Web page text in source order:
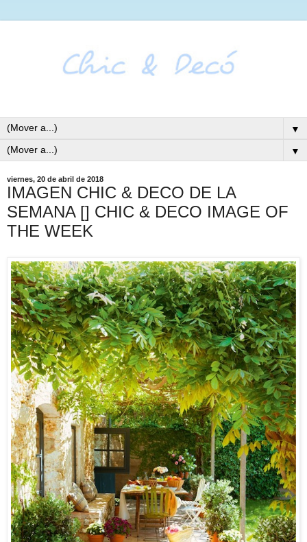
▼
▼
viernes, 20 de abril de 2018
IMAGEN CHIC & DECO DE LA
SEMANA [] CHIC & DECO IMAGE OF
THE WEEK